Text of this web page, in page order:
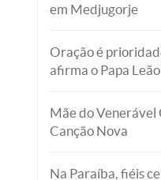
em Medjugorje
Oração é
afirma o Papa
Mãe do Venerável
Canção Nova
Na Paraíba, fiéis